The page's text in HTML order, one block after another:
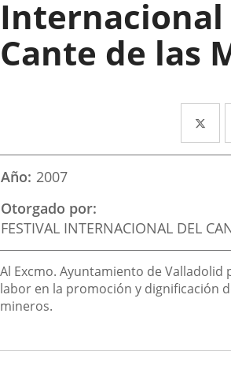
Internacional
Cante de las
a
Año 2007
Otorgado por
FESTIVAL INTERNACIONAL DEL
Descripción
Al Excmo. Ayuntamiento de Valladolid
labor en la promoción y dignificación
mineros.